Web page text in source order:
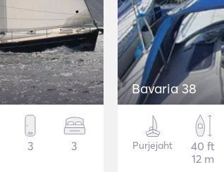
3 3
Bavaria 38
Purjejaht
40 ft
12 m